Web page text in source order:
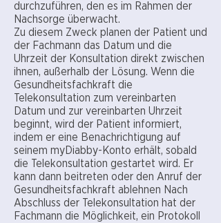
durchzuführen, den es im Rahmen der
Nachsorge überwacht.
Zu diesem Zweck planen der Patient und
der Fachmann das Datum und die
Uhrzeit der Konsultation direkt zwischen
ihnen, außerhalb der Lösung. Wenn die
Gesundheitsfachkraft die
Telekonsultation zum vereinbarten
Datum und zur vereinbarten Uhrzeit
beginnt, wird der Patient informiert,
indem er eine Benachrichtigung auf
seinem myDiabby-Konto erhält, sobald
die Telekonsultation gestartet wird. Er
kann dann beitreten oder den Anruf der
Gesundheitsfachkraft ablehnen Nach
Abschluss der Telekonsultation hat der
Fachmann die Möglichkeit, ein Protokoll